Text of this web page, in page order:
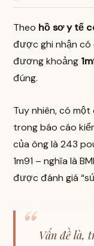
Theo hồ sơ y tế
được ghi nhận có
đương khoảng
đúng.
Tuy nhiên, có
trong báo cáo
của ông là 243
1m91 – nghĩa là
được đánh giá
Vấn đề là,